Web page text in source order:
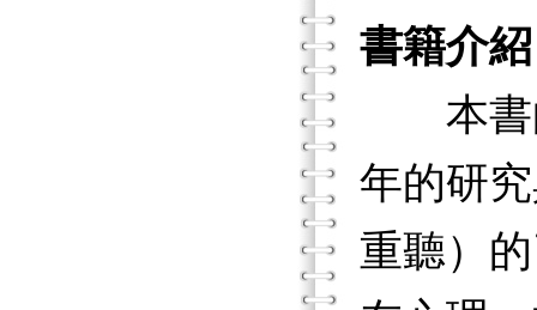
書籍介紹
本書的
年的研
重聽）